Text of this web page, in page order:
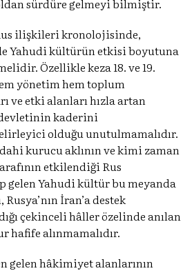
ilişkileri kronolojisinde,
Yahudi kültürün etkisi boyutuna
Özellikle keza 18. ve 19.
yönetim hem toplum
ve etki alanları hızla artan
kaderini
olduğu unutulmamalıdır.
kurucu aklının ve kimi zaman
etkilendiği Rus
gelen Yahudi kültür bu meyanda
İran’a destek
çekinceli hâller özelinde anılan
hafife alınmamalıdır.
gelen hâkimiyet alanlarının